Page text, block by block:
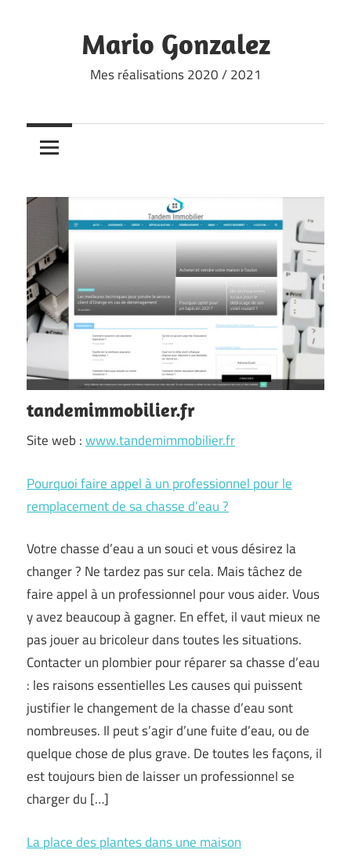
Mario Gonzalez
Mes réalisations 2020 / 2021
tandemimmobilier.fr
Site web :www.tandemimmobilier.fr
Pourquoi faire appel à un professionnel pour le
remplacement de sa chasse d’eau ?
Votre chasse d’eau a un souci et vous désirez la
changer ? Ne tardez pas sur cela. Mais tâchez de
faire appel à un professionnel pour vous aider. Vous
y avez beaucoup à gagner. En effet, il vaut mieux ne
pas jouer au bricoleur dans toutes les situations.
Contacter un plombier pour réparer sa chasse d’eau
: les raisons essentielles Les causes qui puissent
justifier le changement de la chasse d’eau sont
nombreuses. Il peut s’agir d’une fuite d’eau, ou de
quelque chose de plus grave. De toutes les façons, il
est toujours bien de laisser un professionnel se
charger du […]
La place des plantes dans une maison